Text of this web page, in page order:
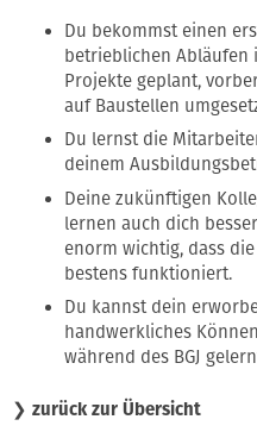
Du bekommst einen
betrieblichen Abläufen
Projekte geplant,
auf Baustellen
Du lernst die
deinem
Deine zukünftigen
lernen auch dich
enorm wichtig, dass
bestens funktioniert.
Du kannst dein
handwerkliches
während des BGJ
❯ zurück zur Übersicht